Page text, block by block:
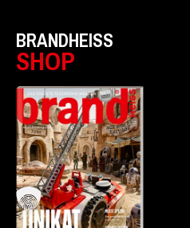
BRANDHEISS
SHOP